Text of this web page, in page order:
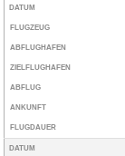
DATUM
FLUGZEUG
ABFLUGHAFEN
ZIELFLUGHAFEN
ABFLUG
ANKUNFT
FLUGDAUER
DATUM